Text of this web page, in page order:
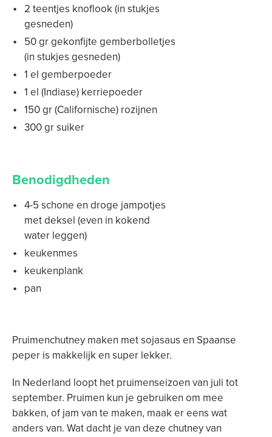
2 teentjes knoflook (in stukjes
gesneden)
50 gr gekonfijte gemberbolletjes
(in stukjes gesneden)
1 el gemberpoeder
1 el (Indiase) kerriepoeder
150 gr (Californische) rozijnen
300 gr suiker
Benodigdheden
4-5 schone en droge jampotjes
met deksel (even in kokend
water leggen)
keukenmes
keukenplank
pan
Pruimenchutney maken met sojasaus en Spaanse
peper is makkelijk en super lekker.
In Nederland loopt het pruimenseizoen van juli tot
september. Pruimen kun je gebruiken om mee
bakken, of jam van te maken, maak er eens wat
anders van. Wat dacht je van deze chutney van